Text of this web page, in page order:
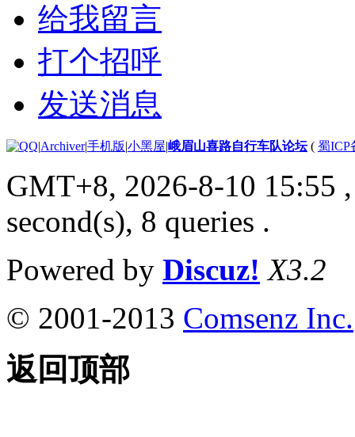
给我留言
打个招呼
发送消息
|Archiver|手机版|小黑屋|峨眉山喜路自行车队论坛( 蜀ICP
GMT+8, 2026-8-10 15:55
second(s), 8 queries .
Powered by Discuz! X3.2
© 2001-2013 Comsenz Inc.
返回顶部